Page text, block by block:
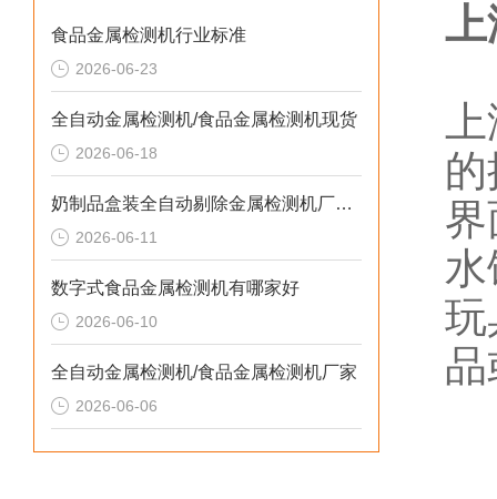
食品金属检测机行业标准
2026-06-23
全自动金属检测机/食品金属检测机现货
2026-06-18
奶制品盒装全自动剔除金属检测机厂家生产
2026-06-11
数字式食品金属检测机有哪家好
2026-06-10
全自动金属检测机/食品金属检测机厂家
2026-06-06
上
玩